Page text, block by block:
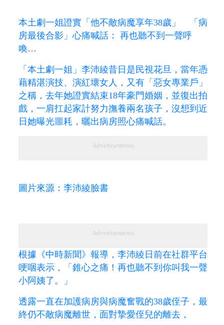
本土劇一姐證實「他不敵病魔享年38歲」 「病
房最後合影」心痛喊話： 再也聽不到一聲呼
喚…
「本土劇一姐」李沛綾昔日是民視花旦，當年憑
藉精湛演技、演紅壞女人，又有「惡女專業戶」
之稱，去年她證實結束18年豪門婚姻，並復出拍
戲，一肩扛起家計努力撫養兩名孩子，沒想到近
日她曝光噩耗，曬出病房照心痛喊話。
Advertisements
圖片來源：李沛綾臉書
Advertisements
根據《中時新聞》報導，李沛綾日前在社群平台
哽咽表示，「錐心之痛！再也聽不到你叫我一聲
小阿姨了。」
透露一直在加護病房與病魔奮戰的38歲侄子，最
終仍不敵病魔離世，面對摯愛侄兒的離去，